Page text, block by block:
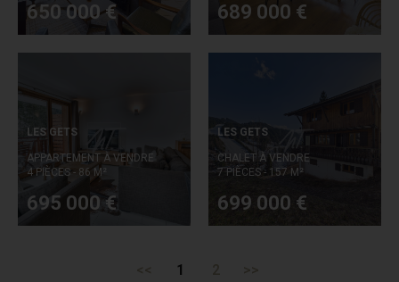
650 000 € 689 000 €
LES GETS
APPARTEMENT À VENDRE
4 PIÈCES - 86 M²
695 000 €
LES GETS
CHALET À VENDRE
7 PIÈCES - 157 M²
699 000 €
1